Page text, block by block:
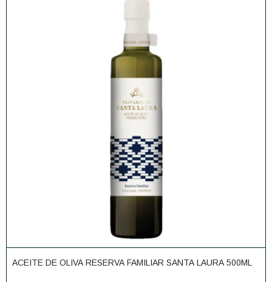
ACEITE DE OLIVA RESERVA FAMILIAR SANTA LAURA 500ML